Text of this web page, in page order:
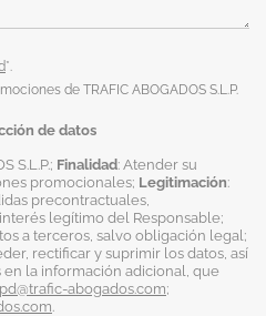
*.
de TRAFIC ABOGADOS S.L.P.
de datos
S.L.P.; Finalidad: Atender su
promocionales; Legitimación:
precontractuales,
legítimo del Responsable;
a terceros, salvo obligación legal;
rectificar y suprimir los datos, así
la información adicional, que
abogados.com;